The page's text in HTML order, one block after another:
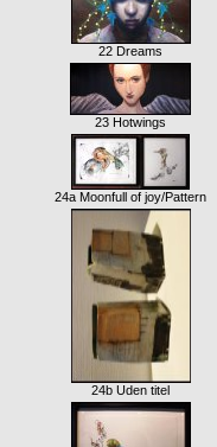
22 Dreams
23 Hotwings
24a Moonfull of joy/Pattern
24b Uden titel